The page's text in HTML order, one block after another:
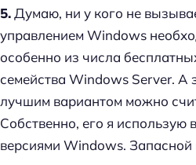
5.Думаю, ни у кого не
управлением Windows
особенно из числа
семейства Windows Server. А
лучшим вариантом можно
Собственно, его я использую
версиями Windows.